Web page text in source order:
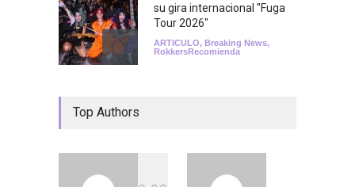
su gira internacional "Fuga
Tour 2026"
ARTICULO, Breaking News,
RokkersRecomienda
Breaking News,Conciertos
Top Authors